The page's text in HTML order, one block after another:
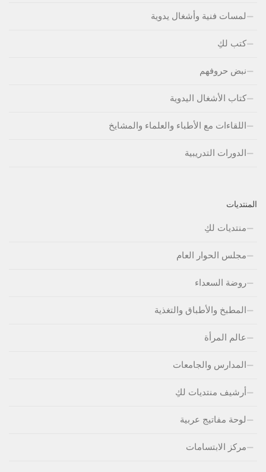
لمسات فنية وأشغال يدوية
كتب لكِ
نبض حروفهم
كتاب الأشغال اليدوية
اللقاءات مع الأطباء والعلماء والمشايخ
الدورات التدريبية
المنتديات
منتديات لكِ
مجلس الحوار العام
روضة السعداء
المطبخ والأطباق والتغذية
عالم المرأة
المدارس والجامعات
أرشيف منتديات لكِ
لوحة مفاتيج عربية
مركز الابتسامات